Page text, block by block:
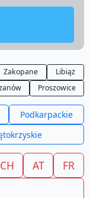
Zakopane
Libiąż
Proszowice
Podkarpackie
CH AT
FR